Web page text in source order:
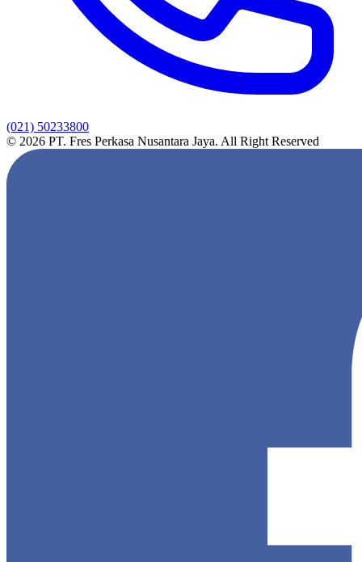
(021) 50233800
© 2026 PT. Fres Perkasa Nusantara Jaya. All Right Reserved